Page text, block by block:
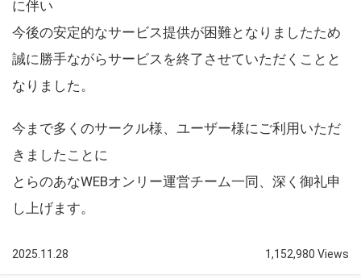
に伴い
今後の安定的なサービス提供が困難となりましたため
誠に勝手ながらサービスを終了させていただくことと
なりました。
今まで多くのサークル様、ユーザー様にご利用いただ
きましたことに
とらのあなWEBオンリー運営チーム一同、深く御礼申
し上げます。
2025.11.28 1,152,980 Views